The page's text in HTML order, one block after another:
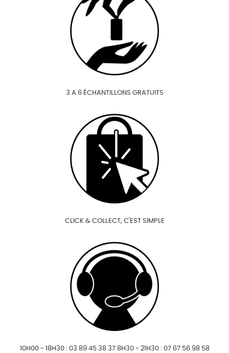
3 A 6 ÉCHANTILLONS GRATUITS
CLICK & COLLECT, C'EST SIMPLE
10H00 - 18H30 : 03 89 45 38 37 8H30 - 21H30 : 07 67 56 98 58